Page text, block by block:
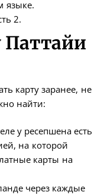
языке.
2.
Паттайи
карту заранее, не
найти:
у ресепшена есть
на которой
карты на
через каждые